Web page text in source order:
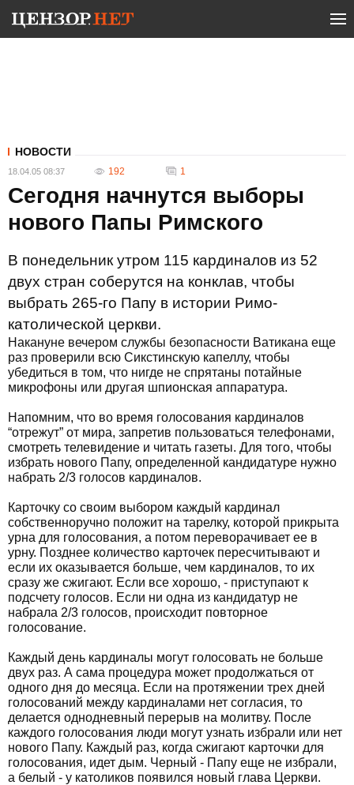
НОВОСТИ
18.04.05 08:37 192 1
Сегодня начнутся выборы
нового Папы Римского
В понедельник утром 115 кардиналов из 52
двух стран соберутся на конклав, чтобы
выбрать 265-го Папу в истории Римо-
католической церкви.
Накануне вечером службы безопасности Ватикана еще
раз проверили всю Сикстинскую капеллу, чтобы
убедиться в том, что нигде не спрятаны потайные
микрофоны или другая шпионская аппаратура.
Напомним, что во время голосования кардиналов
“отрежут” от мира, запретив пользоваться телефонами,
смотреть телевидение и читать газеты. Для того, чтобы
избрать нового Папу, определенной кандидатуре нужно
набрать 2/3 голосов кардиналов.
Карточку со своим выбором каждый кардинал
собственноручно положит на тарелку, которой прикрыта
урна для голосования, а потом переворачивает ее в
урну. Позднее количество карточек пересчитывают и
если их оказывается больше, чем кардиналов, то их
сразу же сжигают. Если все хорошо, - приступают к
подсчету голосов. Если ни одна из кандидатур не
набрала 2/3 голосов, происходит повторное
голосование.
Каждый день кардиналы могут голосовать не больше
двух раз. А сама процедура может продолжаться от
одного дня до месяца. Если на протяжении трех дней
голосований между кардиналами нет согласия, то
делается однодневный перерыв на молитву. После
каждого голосования люди могут узнать избрали или нет
нового Папу. Каждый раз, когда сжигают карточки для
голосования, идет дым. Черный - Папу еще не избрали,
а белый - у католиков появился новый глава Церкви.